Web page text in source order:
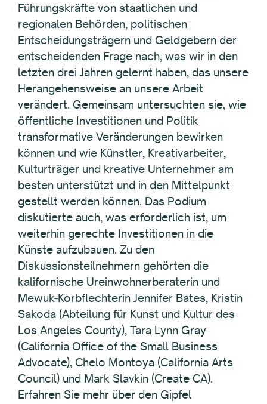
Führungskräfte von staatlichen und
regionalen Behörden, politischen
Entscheidungsträgern und Geldgebern der
entscheidenden Frage nach, was wir in den
letzten drei Jahren gelernt haben, das unsere
Herangehensweise an unsere Arbeit
verändert. Gemeinsam untersuchten sie, wie
öffentliche Investitionen und Politik
transformative Veränderungen bewirken
können und wie Künstler, Kreativarbeiter,
Kulturträger und kreative Unternehmer am
besten unterstützt und in den Mittelpunkt
gestellt werden können. Das Podium
diskutierte auch, was erforderlich ist, um
weiterhin gerechte Investitionen in die
Künste aufzubauen. Zu den
Diskussionsteilnehmern gehörten die
kalifornische Ureinwohnerberaterin und
Mewuk-Korbflechterin Jennifer Bates, Kristin
Sakoda (Abteilung für Kunst und Kultur des
Los Angeles County), Tara Lynn Gray
(California Office of the Small Business
Advocate), Chelo Montoya (California Arts
Council) und Mark Slavkin (Create CA).
Erfahren Sie mehr über den Gipfel